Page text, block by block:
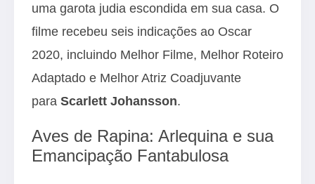
uma garota judia escondida em sua casa. O
filme recebeu seis indicações ao Oscar
2020, incluindo Melhor Filme, Melhor Roteiro
Adaptado e Melhor Atriz Coadjuvante
para Scarlett Johansson.
Aves de Rapina: Arlequina e sua
Emancipação Fantabulosa